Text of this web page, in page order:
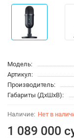
Модель:
Артикул:
Производитель:
Габариты (ДхШхВ):
Нет в
1 089 000